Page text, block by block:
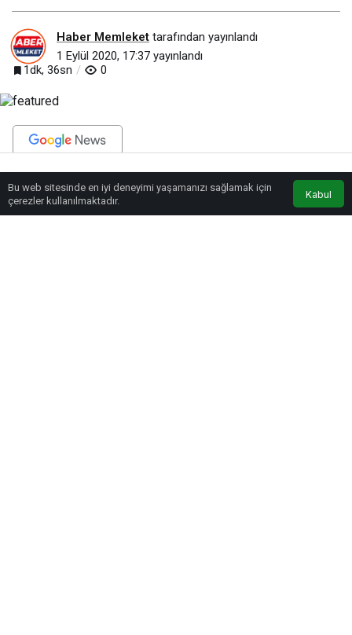
Haber Memleket tarafından yayınlandı
1 Eylül 2020, 17:37 yayınlandı
1dk, 36sn
0
BEĞEN PAYLAŞ
Bu web sitesinde en iyi deneyimi yaşamanızı sağlamak için
çerezler kullanılmaktadır.
Kabul
Anasayfa Akış Eczaneler Trafik